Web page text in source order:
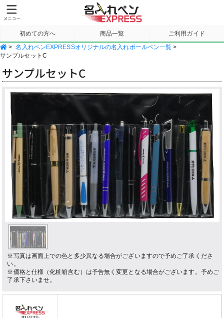
初めての方へ 商品一覧 ご利用ガイド
サンプル請求
> 名入れペンEXPRESSオリジナルの名入れボールペン一覧 >
サンプルセットC
サンプルセットC
※写真は画面上での色と多少異なる場合がございますので予めご了承くださ
い。
※価格と仕様（化粧箱含む）は予告無く変更となる場合がございます。予めご
了承下さいませ。